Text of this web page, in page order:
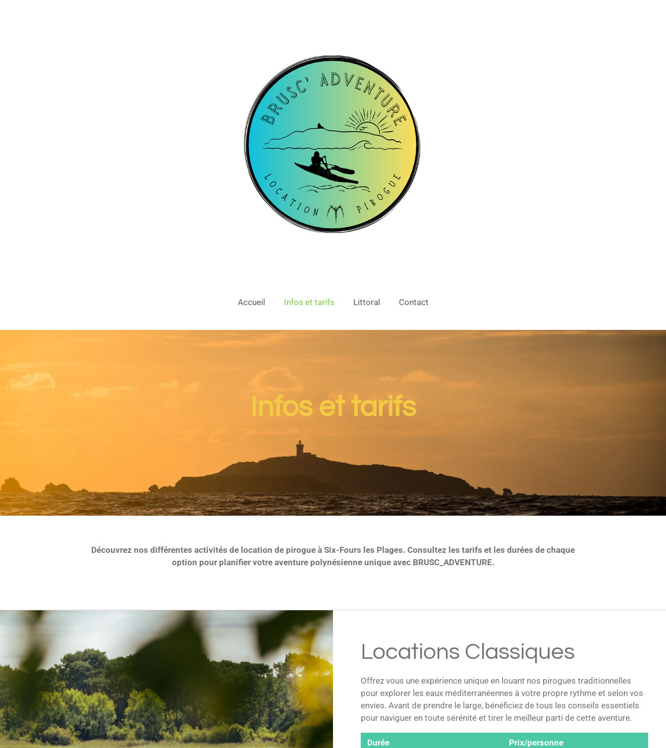
Accueil Infos et tarifs Littoral Contact
Infos et tarifs
Découvrez nos différentes activités de location de pirogue à Six-Fours les Plages. Consultez les tarifs et les durées de chaque
option pour planifier votre aventure polynésienne unique avec BRUSC_ADVENTURE.
Locations Classiques
Offrez vous une expérience unique en louant nos pirogues traditionnelles
pour explorer les eaux méditerranéennes à votre propre rythme et selon vos
envies. Avant de prendre le large, bénéficiez de tous les conseils essentiels
pour naviguer en toute sérénité et tirer le meilleur parti de cette aventure.
Durée Prix/personne